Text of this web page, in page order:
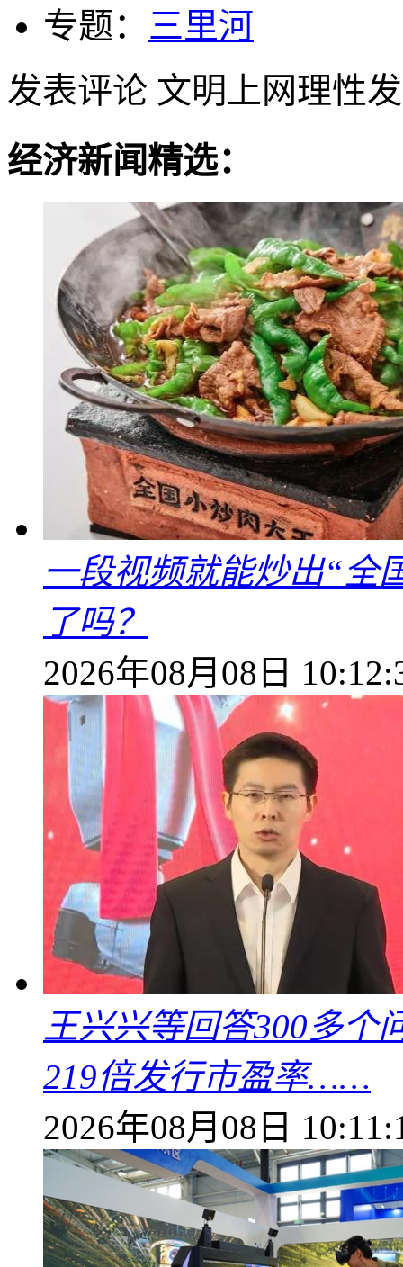
专题： 三里河
发表评论 文明上网理性
经济新闻精选：
一段视频就能炒出“全
了吗？
2026年08月08日
王兴兴等回答300多个
219倍发行市盈率……
2026年08月08日